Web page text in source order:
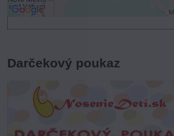
Darčekový poukaz